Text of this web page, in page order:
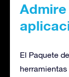
El Paquete